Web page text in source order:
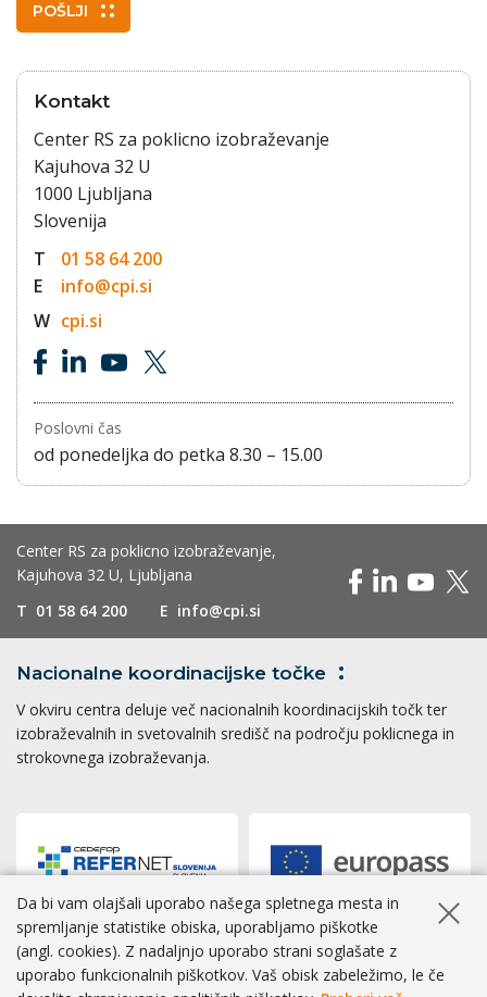
POŠLJI
Kontakt
Center RS za poklicno izobraževanje
Kajuhova 32 U
1000 Ljubljana
Slovenija
T
01 58 64 200
E
info@cpi.si
W cpi.si
Poslovni čas
od ponedeljka do petka 8.30 – 15.00
Center RS za poklicno izobraževanje,
Kajuhova 32 U, Ljubljana
T 01 58 64 200 E info@cpi.si
Nacionalne koordinacijske točke
V okviru centra deluje več nacionalnih koordinacijskih točk ter
izobraževalnih in svetovalnih središč na področju poklicnega in
strokovnega izobraževanja.
Dostopnost|Zasebnost|Piškotki
Skrij
Da bi vam olajšali uporabo našega spletnega mesta in
spremljanje statistike obiska, uporabljamo piškotke
(angl. cookies). Z nadaljnjo uporabo strani soglašate z
uporabo funkcionalnih piškotkov. Vaš obisk zabeležimo, le če